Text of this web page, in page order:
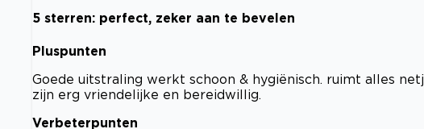
5 sterren: perfect, zeker aan te bevelen
Pluspunten
Goede uitstraling werkt schoon & hygiënisch. ruimt alles
zijn erg vriendelijke en bereidwillig.
Verbeterpunten